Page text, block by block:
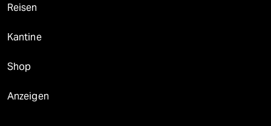
Reisen
Kantine
Shop
Anzeigen